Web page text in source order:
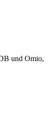
und Omio,